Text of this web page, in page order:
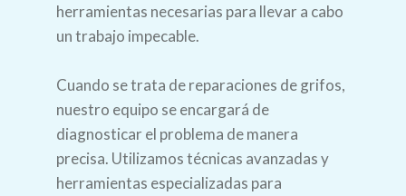
herramientas necesarias para llevar a cabo
un trabajo impecable.
Cuando se trata de reparaciones de grifos,
nuestro equipo se encargará de
diagnosticar el problema de manera
precisa. Utilizamos técnicas avanzadas y
herramientas especializadas para